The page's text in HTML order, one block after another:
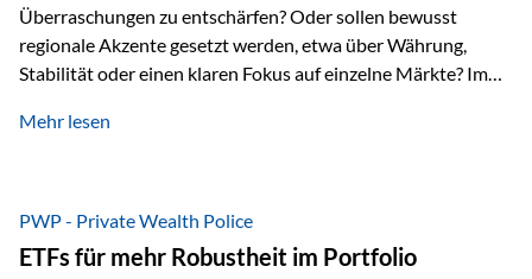
Überraschungen zu entschärfen? Oder sollen bewusst
regionale Akzente gesetzt werden, etwa über Währung,
Stabilität oder einen klaren Fokus auf einzelne Märkte? Im
Wealth Police der Vienna-Life lassen sich beide Ansätze
Risikostreuung, Inflationsrobustheit und Stabilisierung. 1)
Die Philosophiefrage: breit oder bewusst? Global investieren
bedeutet: Das Portfolio bildet die Weltmärkte möglichst
Mehr lesen
PWP - Private Wealth Police
ETFs für mehr Robustheit im Portfolio